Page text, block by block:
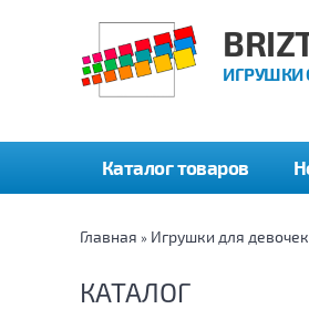
ИГРУШКИ
Каталог товаров
Главная » Игрушки для девочек
КАТАЛОГ